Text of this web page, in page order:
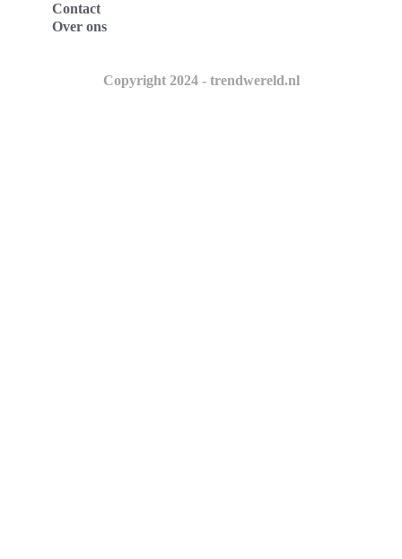
Contact
Over ons
Copyright 2024 - trendwereld.nl